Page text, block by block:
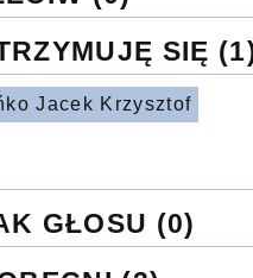
SIĘ
Jacek Krzysztof
GŁOSU (0)